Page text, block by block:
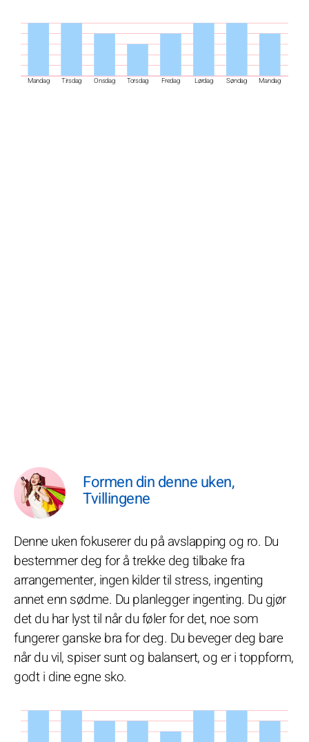
Mandag Tirsdag Onsdag Torsdag Fredag Lørdag Søndag Mandag
Formen din denne uken,
Tvillingene
Denne uken fokuserer du på avslapping og ro. Du
bestemmer deg for å trekke deg tilbake fra
arrangementer, ingen kilder til stress, ingenting
annet enn sødme. Du planlegger ingenting. Du gjør
det du har lyst til når du føler for det, noe som
fungerer ganske bra for deg. Du beveger deg bare
når du vil, spiser sunt og balansert, og er i toppform,
godt i dine egne sko.